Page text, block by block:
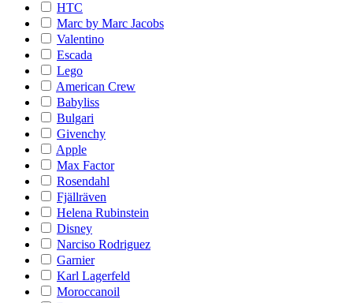
HTC
Marc by Marc Jacobs
Valentino
Escada
Lego
American Crew
Babyliss
Bulgari
Givenchy
Apple
Max Factor
Rosendahl
Fjällräven
Helena Rubinstein
Disney
Narciso Rodriguez
Garnier
Karl Lagerfeld
Moroccanoil